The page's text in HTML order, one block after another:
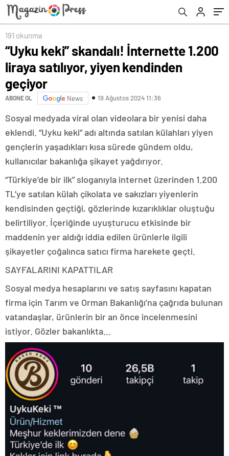
191 okunma
“Uyku keki” skandalı! İnternette 1.200
liraya satılıyor, yiyen kendinden
geçiyor
ABONE OL News 19 Ağustos 2024 11:36
Sosyal medyada viral olan videolara bir yenisi daha
eklendi. “Uyku keki” adı altında satılan külahları yiyen
gençlerin yaşadıkları kısa sürede gündem oldu,
kullanıcılar bakanlığa şikayet yağdırıyor.
“Türkiye’de bir ilk” sloganıyla internet üzerinden 1.200
TL’ye satılan külah çikolata ve sakızları yiyenlerin
kendisinden geçtiği, gözlerinde kızarıklıklar oluştuğu
belirtiliyor. İçeriğinde uyuşturucu etkisinde bir
maddenin yer aldığı iddia edilen ürünlerle ilgili
şikayetler çoğalınca satıcı firma harekete geçti.
SAYFALARINI KAPATTILAR
Sosyal medya hesaplarını ve satış sayfasını kapatan
firma için Tarım ve Orman Bakanlığı’na çağrıda bulunan
vatandaşlar, ürünlerin bir an önce incelenmesini
istiyor. Gözler bakanlıkta…